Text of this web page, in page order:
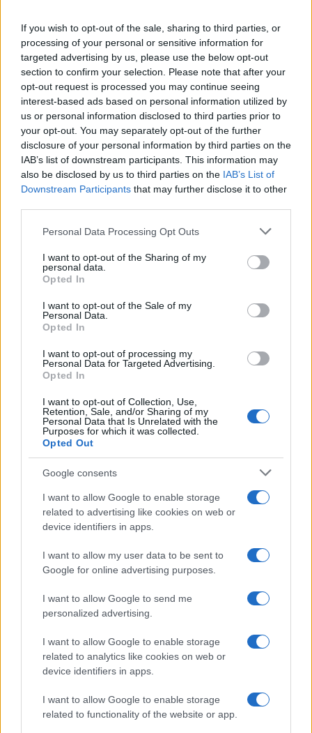
If you wish to opt-out of the sale, sharing to third parties, or
processing of your personal or sensitive information for
targeted advertising by us, please use the below opt-out
section to confirm your selection. Please note that after your
opt-out request is processed you may continue seeing
interest-based ads based on personal information utilized by
us or personal information disclosed to third parties prior to
your opt-out. You may separately opt-out of the further
disclosure of your personal information by third parties on the
IAB’s list of downstream participants. This information may
also be disclosed by us to third parties on the IAB’s List of
Downstream Participants that may further disclose it to other
Please note that this website/app uses one or more Google
not limited to your visit or usage behaviour. You may click to
grant or deny consent to Google and its third-party tags to
use your data for below specified purposes in below Google
consent section.
Personal Data Processing Opt Outs
I want to opt-out of the Sharing of my
personal data.
Opted In
I want to opt-out of the Sale of my
Personal Data.
Opted In
I want to opt-out of processing my
Personal Data for Targeted Advertising.
Opted In
I want to opt-out of Collection, Use,
Retention, Sale, and/or Sharing of my
Personal Data that Is Unrelated with the
Purposes for which it was collected.
Opted Out
Google consents
I want to allow Google to enable storage
related to advertising like cookies on web or
device identifiers in apps.
I want to allow my user data to be sent to
Google for online advertising purposes.
I want to allow Google to send me
personalized advertising.
I want to allow Google to enable storage
related to analytics like cookies on web or
device identifiers in apps.
I want to allow Google to enable storage
related to functionality of the website or app.
AUTOR
Redacción En Cocina
Sigue leyendo
POSTRES
Cómo hacer tarta de queso en freidora de aire
perfecta: guía definitiva
Diego Romero · 7 Ago 2026